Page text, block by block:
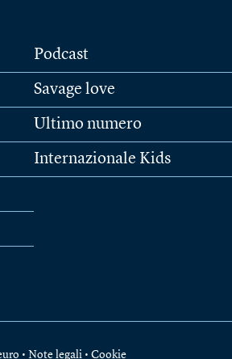
Podcast
Savage love
Ultimo numero
Internazionale Kids
• Note legali • Cookie